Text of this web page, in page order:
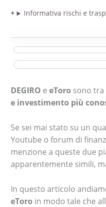
Informativa rischi e
DEGIRO eeToro sono tra
e investimento più
Se sei mai stato su un
Youtube o forum di
menzione a queste due
apparentemente simili,
In questo articolo
eToro in modo tale che